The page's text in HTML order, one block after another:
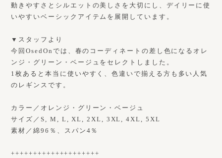
動きやすさとシルエットの美しさを大切にし、デイリーに使
いやすいベーシックアイテムを展開しています。
▼スタッフより
今回OsedOnでは、春のコーディネートの差し色になるオレ
ンジ・グリーン・ベージュをセレクトしました。
1枚あると本当に使いやすく、色違いで揃える方も多い人気
のレギンスです。
カラー／オレンジ・グリーン・ベージュ
サイズ／S, M, L, XL, 2XL, 3XL, 4XL, 5XL
素材／綿96％、スパン4％
++++++++++++++++++++